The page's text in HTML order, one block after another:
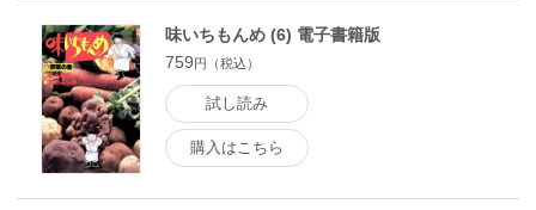
味いちもんめ (6) 電子書籍版
759円（税込）
試し読み
購入はこちら